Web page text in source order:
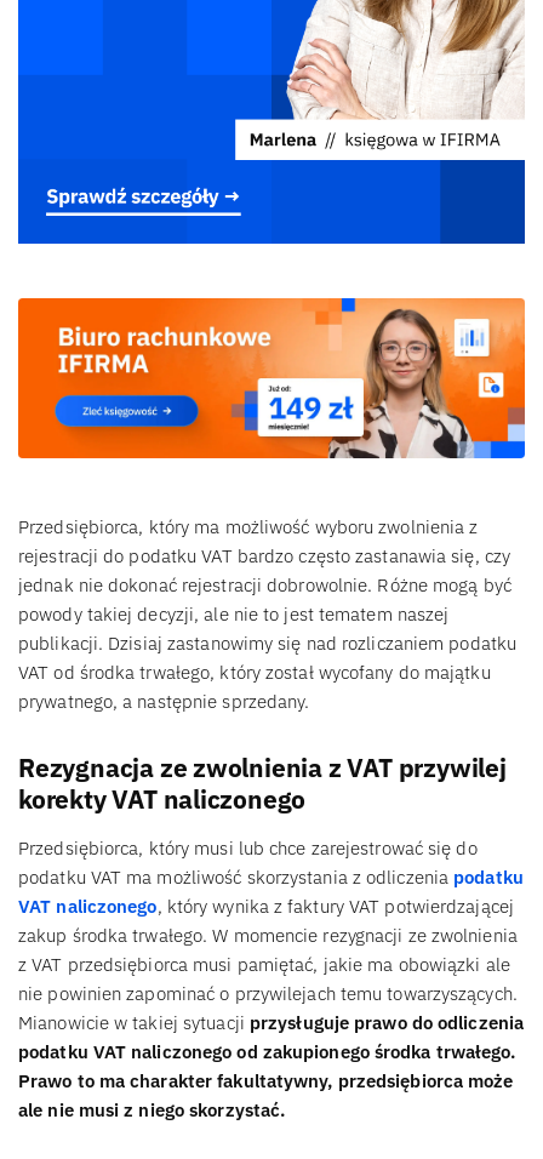
Przedsiębiorca, który ma możliwość wyboru zwolnienia z
rejestracji do podatku VAT bardzo często zastanawia się, czy
jednak nie dokonać rejestracji dobrowolnie. Różne mogą być
powody takiej decyzji, ale nie to jest tematem naszej
publikacji. Dzisiaj zastanowimy się nad rozliczaniem podatku
VAT od środka trwałego, który został wycofany do majątku
prywatnego, a następnie sprzedany.
Rezygnacja ze zwolnienia z VAT przywilej
korekty VAT naliczonego
Przedsiębiorca, który musi lub chce zarejestrować się do
podatku VAT ma możliwość skorzystania z odliczenia podatku
VAT naliczonego, który wynika z faktury VAT potwierdzającej
zakup środka trwałego. W momencie rezygnacji ze zwolnienia
z VAT przedsiębiorca musi pamiętać, jakie ma obowiązki ale
nie powinien zapominać o przywilejach temu towarzyszących.
Mianowicie w takiej sytuacji przysługuje prawo do odliczenia
podatku VAT naliczonego od zakupionego środka trwałego.
Prawo to ma charakter fakultatywny, przedsiębiorca może
ale nie musi z niego skorzystać.